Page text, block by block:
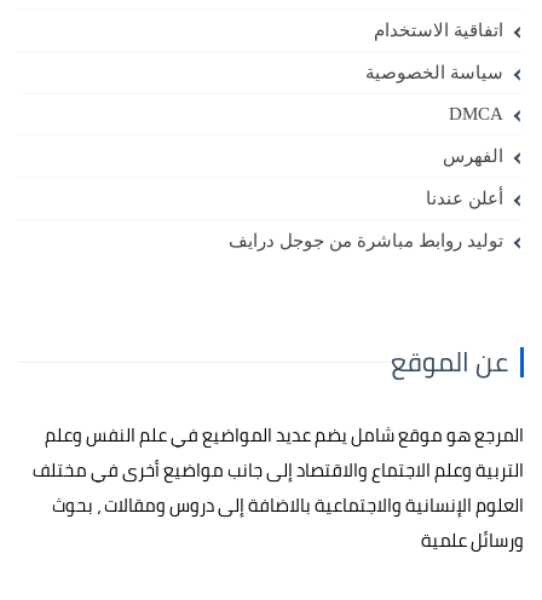
اتفاقية الاستخدام
سياسة الخصوصية
DMCA
الفهرس
أعلن عندنا
توليد روابط مباشرة من جوجل درايف
عن الموقع
المرجع هو موقع شامل يضم عديد المواضيع في علم النفس وعلم
التربية وعلم الاجتماع والاقتصاد إلى جانب مواضيع أخرى في مختلف
العلوم الإنسانية والاجتماعية بالاضافة إلى دروس ومقالات ، بحوث
ورسائل علمية